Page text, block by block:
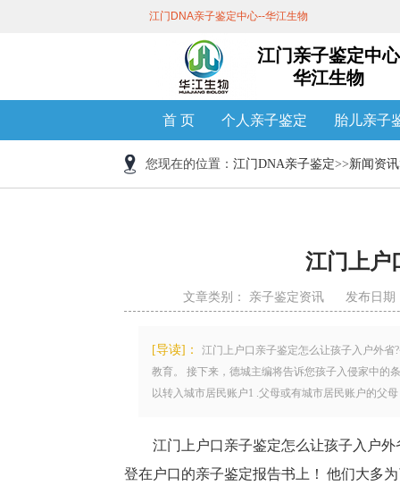
江门DNA亲子鉴定中心--华江生物
江门亲子鉴定中心
华江生物
首 页 个人亲子鉴定 胎儿亲子
您现在的位置： 江门DNA亲子鉴定>>新闻资讯
江门上户
文章类别： 亲子鉴定资讯 发布日
[导读]： 江门上户口亲子鉴定怎么让孩子入户外
教育。 接下来，德城主编将告诉您孩子入侵家中的
以转入城市居民账户1 .父母或有城市居民账户的父母
江门上户口亲子鉴定怎么让孩子入户外
登在户口的亲子鉴定报告书上！ 他们大多